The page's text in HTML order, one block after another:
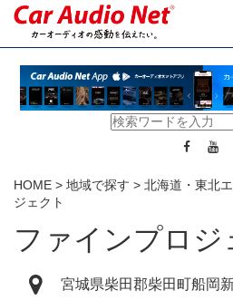
HOME > 地域で探す > 北海道・東北
ジェクト
ファインプロジ
宮城県柴田郡柴田町船岡